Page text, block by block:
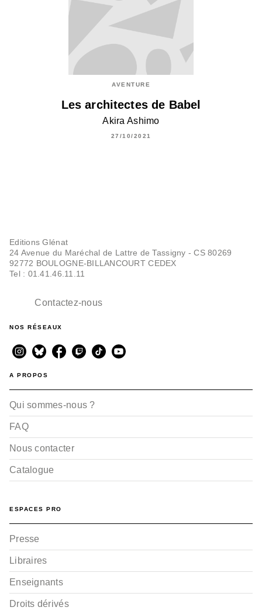
AVENTURE
Les architectes de Babel
Akira Ashimo
27/10/2021
Editions Glénat
24 Avenue du Maréchal de Lattre de Tassigny - CS 80269
92772 BOULOGNE-BILLANCOURT CEDEX
Tel : 01.41.46.11.11
Contactez-nous
NOS RÉSEAUX
A PROPOS
Qui sommes-nous ?
FAQ
Nous contacter
Catalogue
ESPACES PRO
Presse
Libraires
Enseignants
Droits dérivés